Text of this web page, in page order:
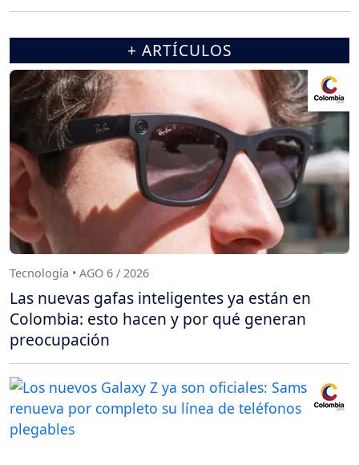
+ ARTÍCULOS
Tecnología • AGO 6 / 2026
Las nuevas gafas inteligentes ya están en
Colombia: esto hacen y por qué generan
preocupación